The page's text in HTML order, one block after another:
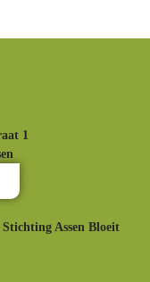
1
Assen Bloeit